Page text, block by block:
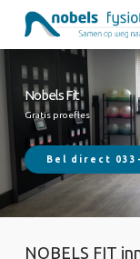
main
contentNobels Fit
Gratis proefles
Bel direct 033-
Nobels Fit
Gratis Proefles
Bel direct 033-
Nobels Fit
Gratis Proefles
Bel direct 033-
Nobels Fit
Gratis Proefles
Bel direct 033-
NOBELS FIT